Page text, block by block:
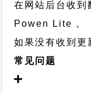
在网站后台收到
Powen Lite 。
如果没有收到更
常见问题